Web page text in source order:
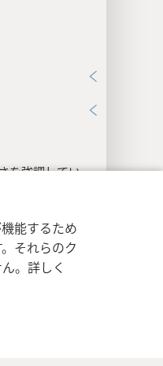
能するため
それらのク
。詳しく
を強調してい
られていて，
エフ 1:22，23
。